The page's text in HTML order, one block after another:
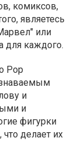
комиксов,
являетесь
или
для каждого.
Pop
и
и
фигурки
делает их